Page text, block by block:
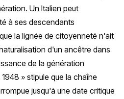
Un Italien peut
à ses descendants
la lignée de citoyenneté n'ait
d'un ancêtre dans
de la génération
» stipule que la chaîne
jusqu'à une date critique